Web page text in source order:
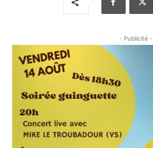
- Publicité -